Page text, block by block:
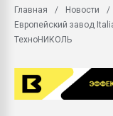
Главная
Новости
Европейский завод
ТехноНИКОЛЬ